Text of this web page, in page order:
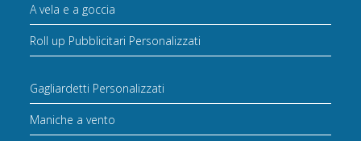
A vela e a goccia
Roll up Pubblicitari Personalizzati
Gagliardetti Personalizzati
Maniche a vento